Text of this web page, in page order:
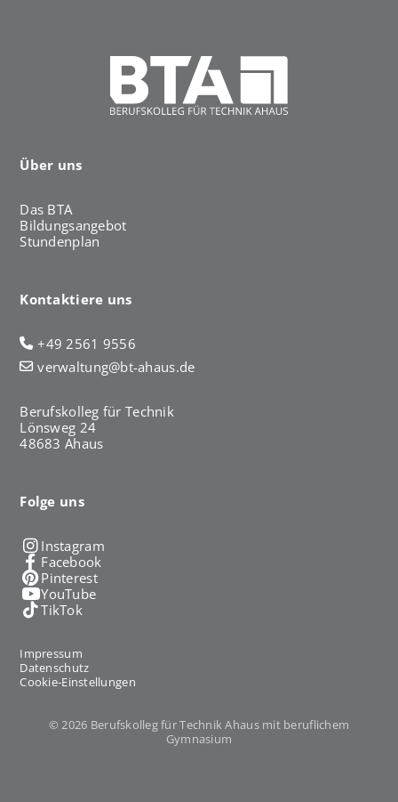
Über uns
Das BTA
Bildungsangebot
Stundenplan
Kontaktiere uns
+49 2561 9556
verwaltung@bt-ahaus.de
Berufskolleg für Technik
Lönsweg 24
48683 Ahaus
Folge uns
Instagram
Facebook
Pinterest
YouTube
TikTok
Impressum
Datenschutz
Cookie-Einstellungen
© 2026 Berufskolleg für Technik Ahaus mit beruflichem
Gymnasium